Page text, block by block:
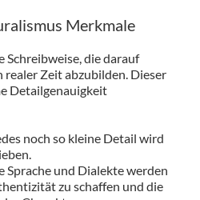
Merkmale
Schreibweise, die darauf
realer Zeit abzubilden. Dieser
Detailgenauigkeit
noch so kleine Detail wird
Sprache und Dialekte werden
zu schaffen und die